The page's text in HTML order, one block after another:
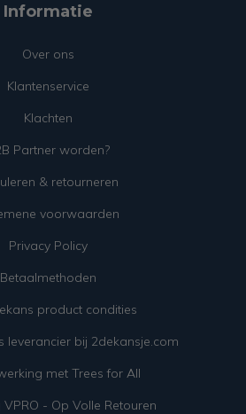
Informatie
Over ons
Klantenservice
Klachten
Partner worden?
& retourneren
voorwaarden
Privacy Policy
Betaalmethoden
product condities
leverancier bij 2dekansje.com
met Trees for All
VPRO - Op Volle Retouren